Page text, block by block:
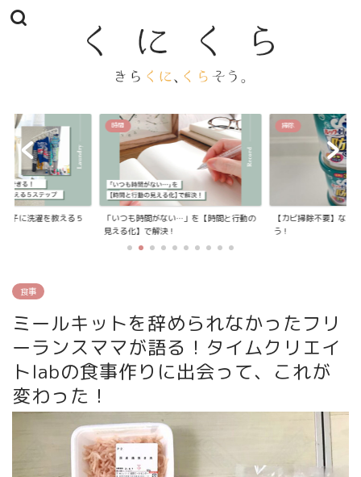
子に洗濯を教える５
時間
「いつも時間がない…」を【時間と行動の
見える化】で解決！
掃除
【カビ掃除不要】なお
う！
食事
ミールキットを辞められなかったフリ
ーランスママが語る！タイムクリエイ
トlabの食事作りに出会って、これが
変わった！